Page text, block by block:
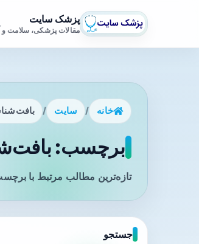
پزشک سایت
مقالات پزشکی، سلامت
خانه / سایت /
برچسب:
تازه‌ترین مطالب مرتبط با
جستجو